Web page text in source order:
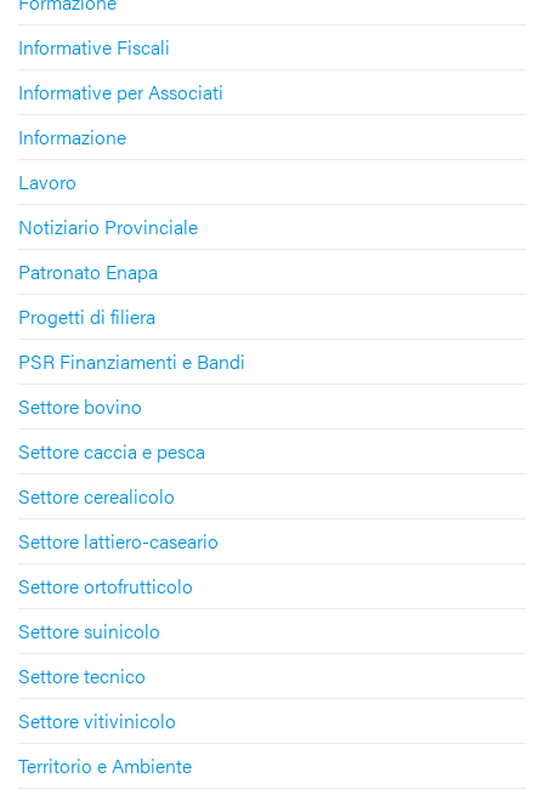
Informative Fiscali
Informative per Associati
Informazione
Lavoro
Notiziario Provinciale
Patronato Enapa
Progetti di filiera
PSR Finanziamenti e Bandi
Settore bovino
Settore caccia e pesca
Settore cerealicolo
Settore lattiero-caseario
Settore ortofrutticolo
Settore suinicolo
Settore tecnico
Settore vitivinicolo
Territorio e Ambiente